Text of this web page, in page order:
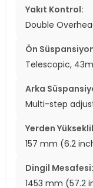
Yakıt Kontrol:
Double
Ön
Telescopic,
Arka
Multi-step
Yerden
157 mm (6.2
Dingil Mesafesi:
1453 mm (57.2